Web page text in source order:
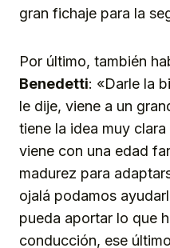
gran fichaje para la
Por último, también
Benedetti: «Darle la
le dije, viene a un
tiene la idea muy
viene con una edad
madurez para
ojalá podamos
pueda aportar lo que
conducción, ese